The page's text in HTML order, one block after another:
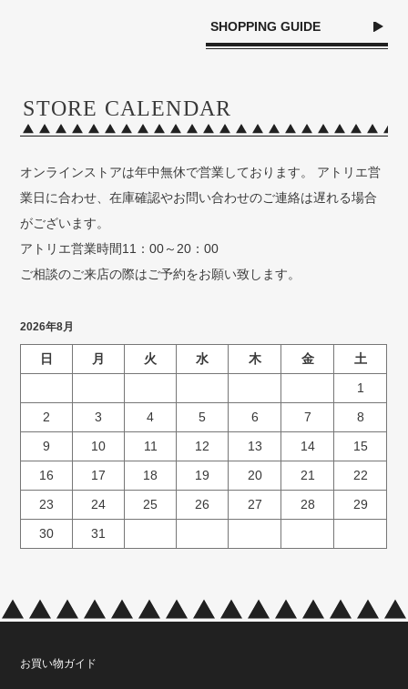
SHOPPING GUIDE
STORE CALENDAR
オンラインストアは年中無休で営業しております。 アトリエ営
業日に合わせ、在庫確認やお問い合わせのご連絡は遅れる場合
がございます。
アトリエ営業時間11：00～20：00
ご相談のご来店の際はご予約をお願い致します。
2026年8月
日 月 火 水 木 金
土
1
2
3 4 5 6 7
8
9
10 11 12 13 14
15
16
17 18 19 20 21
22
23
24 25 26 27 28
29
30
31
お買い物ガイド